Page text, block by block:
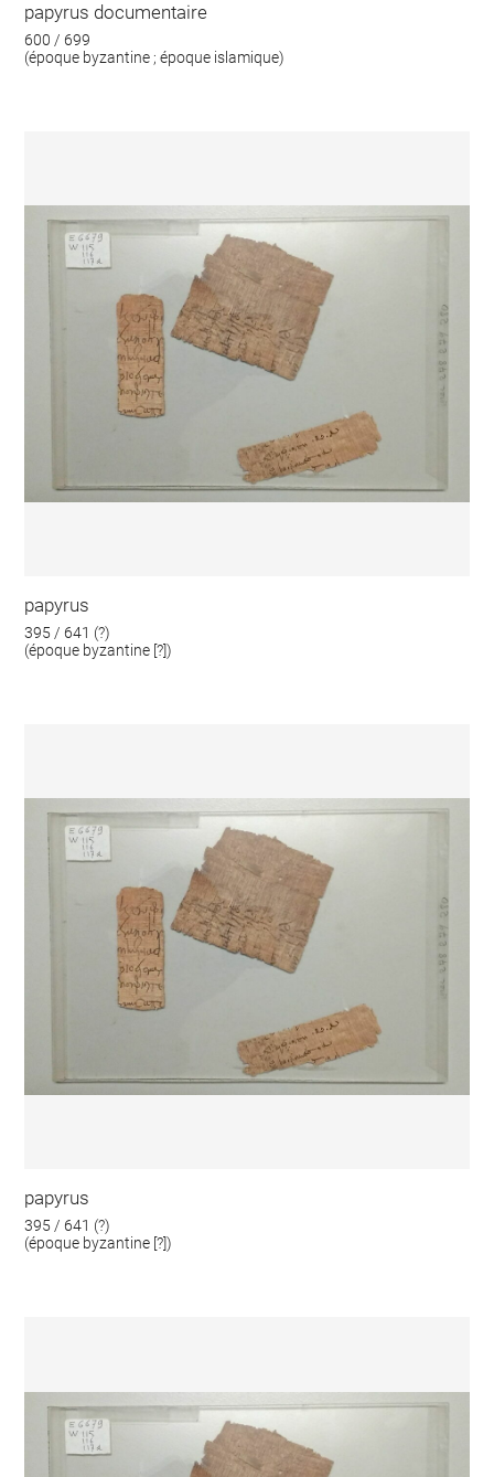
papyrus documentaire
600 / 699
(époque byzantine ; époque islamique)
papyrus
395 / 641 (?)
(époque byzantine [?])
papyrus
395 / 641 (?)
(époque byzantine [?])